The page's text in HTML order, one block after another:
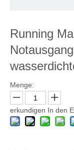
Running
Menge:
erkundigen In den